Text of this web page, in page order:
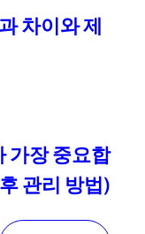
차이와 제
가장 중요합
관리 방법)